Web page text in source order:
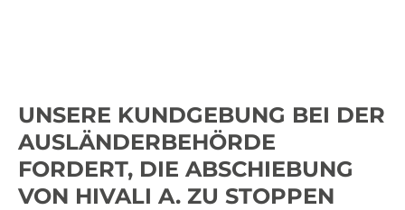
UNSERE KUNDGEBUNG BEI DER
AUSLÄNDERBEHÖRDE
FORDERT, DIE ABSCHIEBUNG
VON HIVALI A. ZU STOPPEN